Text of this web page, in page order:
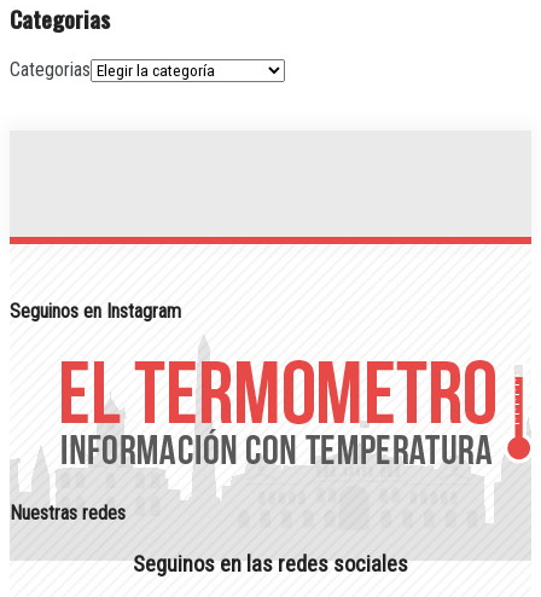
Categorias
Categorias
Seguinos en Instagram
Nuestras redes
Seguinos en las redes sociales